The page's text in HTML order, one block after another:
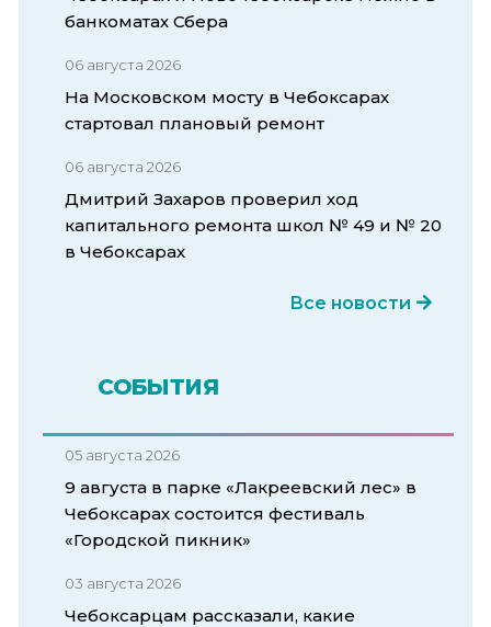
банкоматах Сбера
06 августа 2026
На Московском мосту в Чебоксарах
стартовал плановый ремонт
06 августа 2026
Дмитрий Захаров проверил ход
капитального ремонта школ № 49 и № 20
в Чебоксарах
Все новости
СОБЫТИЯ
05 августа 2026
9 августа в парке «Лакреевский лес» в
Чебоксарах состоится фестиваль
«Городской пикник»
03 августа 2026
Чебоксарцам рассказали, какие